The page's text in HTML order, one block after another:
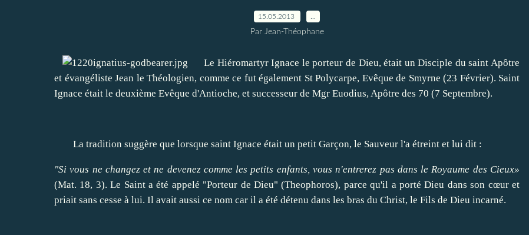
15.05.2013
Par Jean-Théophane
Le Hiéromartyr Ignace le porteur de Dieu, était un Disciple du saint Apôtre
et évangéliste Jean le Théologien, comme ce fut également St Polycarpe, Evêque de Smyrne (23 Février). Saint
Ignace était le deuxième Evêque d'Antioche, et successeur de Mgr Euodius, Apôtre des 70 (7 Septembre).
La tradition suggère que lorsque saint Ignace était un petit Garçon, le Sauveur l'a étreint et lui dit :
"Si vous ne changez et ne devenez comme les petits enfants, vous n'entrerez pas dans le Royaume des Cieux»
(Mat. 18, 3). Le Saint a été appelé "Porteur de Dieu" (Theophoros), parce qu'il a porté Dieu dans son cœur et
priait sans cesse à lui. Il avait aussi ce nom car il a été détenu dans les bras du Christ, le Fils de Dieu incarné.